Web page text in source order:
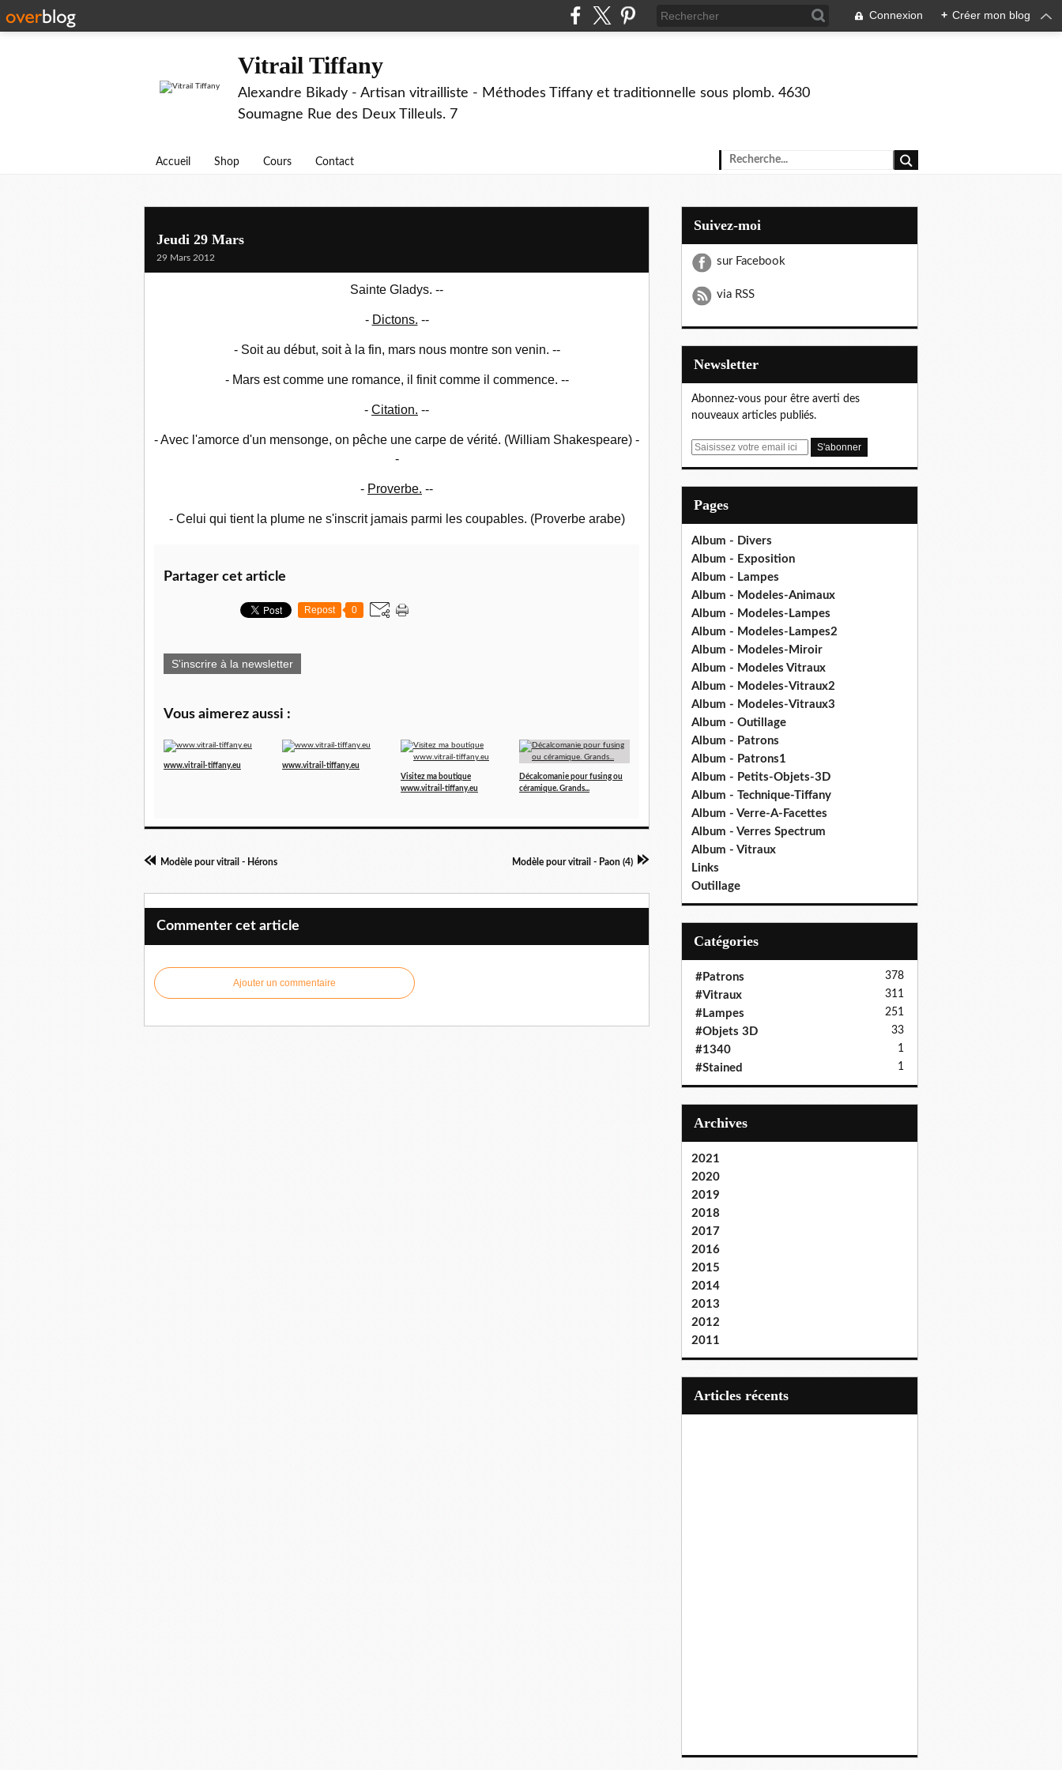
Connexion + Créer mon blog
Vitrail Tiffany
Alexandre Bikady - Artisan vitrailliste - Méthodes Tiffany et traditionnelle sous plomb. 4630
Soumagne Rue des Deux Tilleuls. 7
Accueil Shop Cours Contact
Jeudi 29 Mars
29 Mars 2012
Sainte Gladys. --
- Dictons. --
- Soit au début, soit à la fin, mars nous montre son venin. --
- Mars est comme une romance, il finit comme il commence. --
- Citation. --
- Avec l'amorce d'un mensonge, on pêche une carpe de vérité. (William Shakespeare) -
-
- Proverbe. --
- Celui qui tient la plume ne s'inscrit jamais parmi les coupables. (Proverbe arabe)
Partager cet article
Repost 0
S'inscrire à la newsletter
Vous aimerez aussi :
www.vitrail-tiffany.eu
www.vitrail-tiffany.eu
Visitez ma boutique
www.vitrail-tiffany.eu
Décalcomanie pour fusing ou
céramique. Grands...
Modèle pour vitrail - Hérons Modèle pour vitrail - Paon (4)
Commenter cet article
Ajouter un commentaire
Suivez-moi
sur Facebook
via RSS
Newsletter
Abonnez-vous pour être averti des
nouveaux articles publiés.
E
Pages
Album - Divers
Album - Exposition
Album - Lampes
Album - Modeles-Animaux
Album - Modeles-Lampes
Album - Modeles-Lampes2
Album - Modeles-Miroir
Album - Modeles Vitraux
Album - Modeles-Vitraux2
Album - Modeles-Vitraux3
Album - Outillage
Album - Patrons
Album - Patrons1
Album - Petits-Objets-3D
Album - Technique-Tiffany
Album - Verre-A-Facettes
Album - Verres Spectrum
Album - Vitraux
Links
Outillage
Catégories
#Patrons 378
#Vitraux 311
#Lampes 251
#Objets 3D 33
#1340 1
#Stained 1
Archives
2021
2020
2019
2018
2017
2016
2015
2014
2013
2012
2011
articles récents